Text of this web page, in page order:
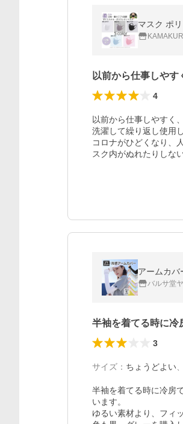
以前から仕事しや
4
以前から仕事しやすく
洗濯して繰り返し使用
コロナがひどくなり、
スク内がぬれたりしな
バルサ堂
半袖を着てる時に
3
サイズ ： ちょうどよい
半袖を着てる時に冷房
います。
ゆるい素材より、フィ